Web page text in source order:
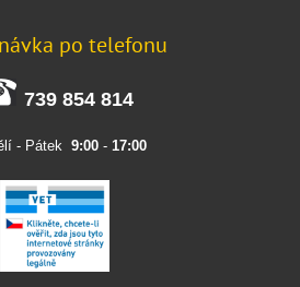
po telefonu
739 854 814
- Pátek 9:00- 17:00